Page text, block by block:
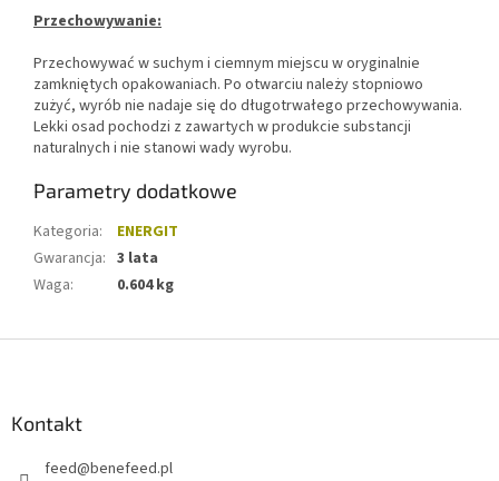
Przechowywanie:
Przechowywać w suchym i ciemnym miejscu w oryginalnie
zamkniętych opakowaniach. Po otwarciu należy stopniowo
zużyć, wyrób nie nadaje się do długotrwałego przechowywania.
Lekki osad pochodzi z zawartych w produkcie substancji
naturalnych i nie stanowi wady wyrobu.
Parametry dodatkowe
Kategoria:
ENERGIT
Gwarancja: 3 lata
Waga: 0.604 kg
Kontakt
feed@benefeed.pl